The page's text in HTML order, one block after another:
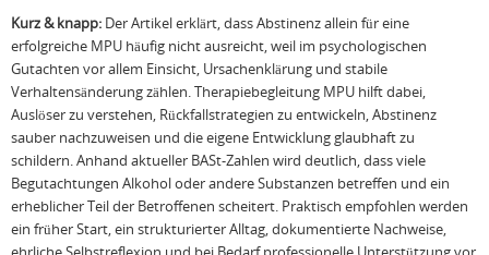
Kurz & knapp: Der Artikel erklärt, dass Abstinenz allein für eine
erfolgreiche MPU häufig nicht ausreicht, weil im psychologischen
Gutachten vor allem Einsicht, Ursachenklärung und stabile
Verhaltensänderung zählen. Therapiebegleitung MPU hilft dabei,
Auslöser zu verstehen, Rückfallstrategien zu entwickeln, Abstinenz
sauber nachzuweisen und die eigene Entwicklung glaubhaft zu
schildern. Anhand aktueller BASt-Zahlen wird deutlich, dass viele
Begutachtungen Alkohol oder andere Substanzen betreffen und ein
erheblicher Teil der Betroffenen scheitert. Praktisch empfohlen werden
ein früher Start, ein strukturierter Alltag, dokumentierte Nachweise,